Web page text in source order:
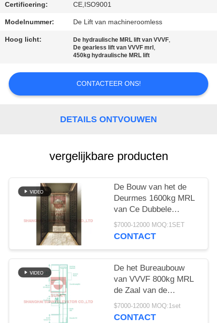
VERZOEK
OM EEN
CITAAT
SITEMAP
Certificering: CE,ISO9001
Modelnummer: De Lift van machineroomless
Hoog licht: De hydraulische MRL lift van VVVF,
De gearless lift van VVVF mrl ,
450kg hydraulische MRL lift
CONTACTEER ONS!
DETAILS ONTVOUWEN
vergelijkbare producten
De Bouw van het de
Deurmes 1600kg MRL
van Ce Dubbele
Elektrische Liftlift
$7000-12000 MOQ:1SET
CONTACT
De het Bureaubouw
van VVVF 800kg MRL
de Zaal van de
Huismachine Minder
Lift
$7000-12000 MOQ:1set
CONTACT